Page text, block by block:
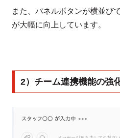
また、パネルボタンが横並び
が大幅に向上しています。
2）チーム連携機能の強